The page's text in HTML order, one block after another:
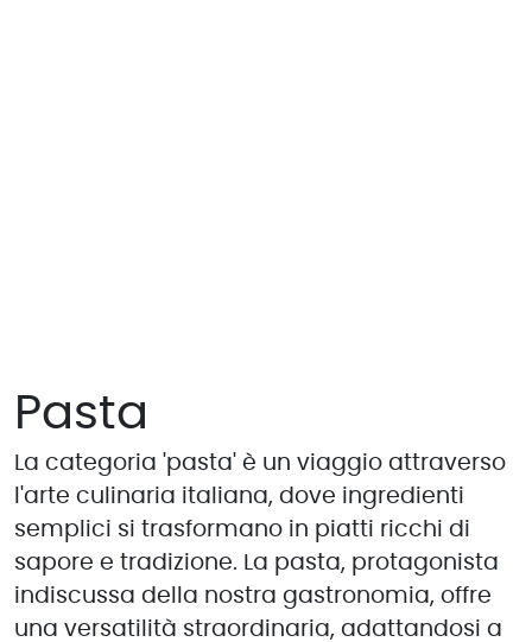
Pasta
La categoria 'pasta' è un viaggio attraverso
l'arte culinaria italiana, dove ingredienti
semplici si trasformano in piatti ricchi di
sapore e tradizione. La pasta, protagonista
indiscussa della nostra gastronomia, offre
una versatilità straordinaria, adattandosi a